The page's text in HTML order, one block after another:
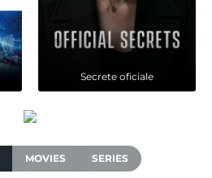
Secrete oficiale
MOVIES SERIES